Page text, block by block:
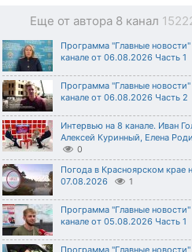
Еще от автора 8 канал
Программа "Главные новости"
канале от 06.08.2026 Часть 1
Программа "Главные новости"
канале от 06.08.2026 Часть 2
Интервью на 8 канале. Иван
Алексей Куринный, Елена
0
Погода в Красноярском крае
07.08.2026
1
Программа "Главные новости"
канале от 05.08.2026 Часть 1
Программа "Главные новости"